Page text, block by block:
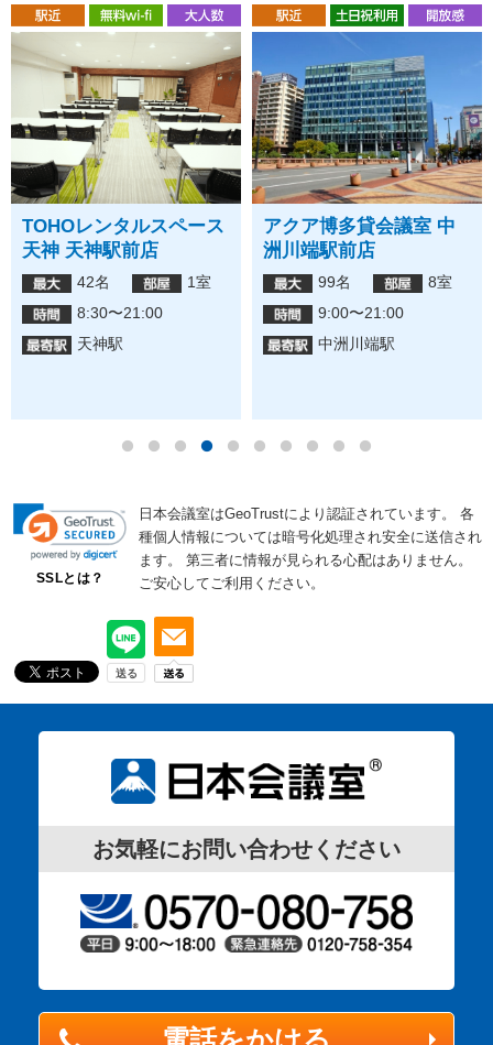
TOHOレンタルスペース
天神 天神駅前店
42名
1室
8:30〜21:00
天神駅
アクア博多貸会議室 中
洲川端駅前店
99名
8室
9:00〜21:00
中洲川端駅
SSLとは？
日本会議室はGeoTrustにより認証されています。
各
種個人情報については暗号化処理され安全に送信され
ます。
第三者に情報が見られる心配はありません。
ご安心してご利用ください。
お気軽にお問い合わせください